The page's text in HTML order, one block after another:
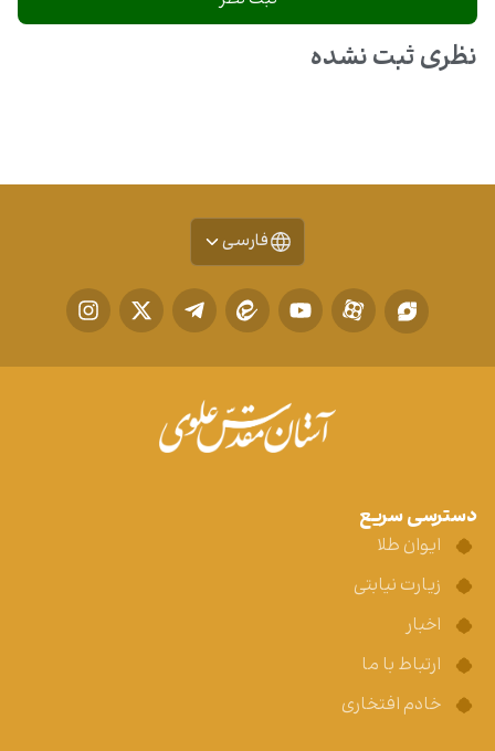
نظری ثبت نشده
فارسی
دسترسی سریع
ایوان طلا
زیارت نیابتی
اخبار
ارتباط با ما
خادم افتخاری